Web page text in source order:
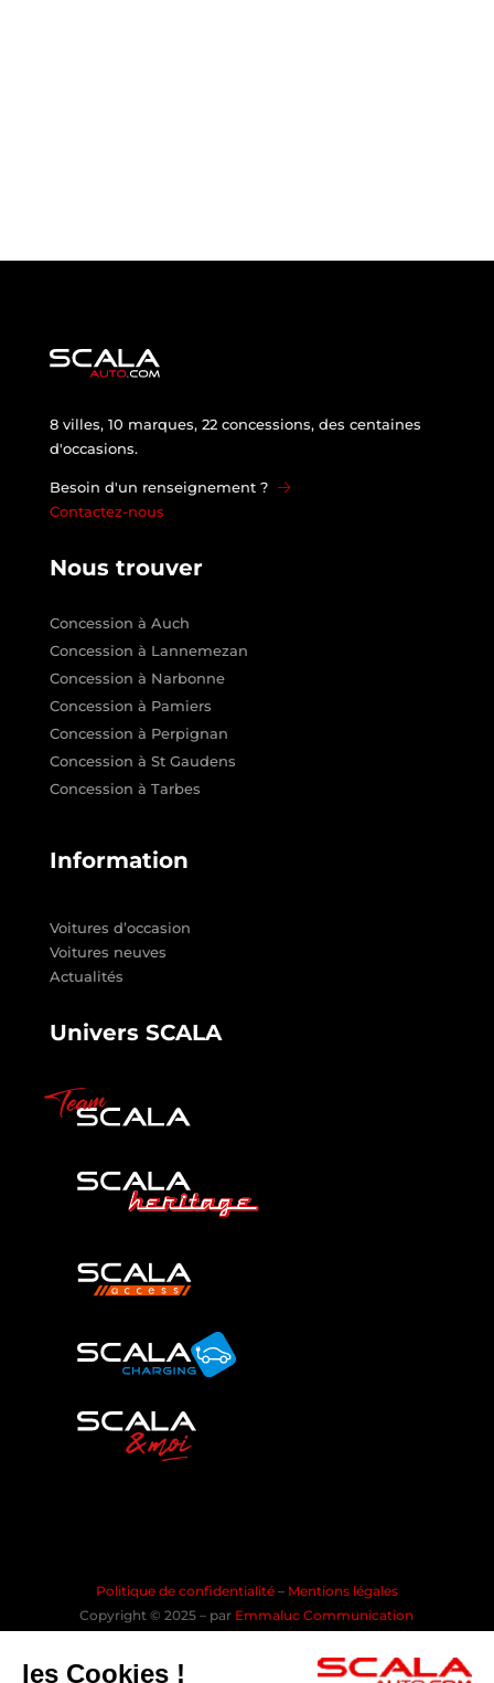
8 villes, 10 marques, 22 concessions, des centaines
d'occasions.
Besoin d'un renseignement ?
Contactez-nous
Nous trouver
Concession à Auch
Concession à Lannemezan
Concession à Narbonne
Concession à Pamiers
Concession à Perpignan
Concession à St Gaudens
Concession à Tarbes
Information
Voitures d’occasion
Voitures neuves
Actualités
Univers SCALA
Politique de confidentialité – Mentions légales
Copyright © 2025 – par Emmaluc Communication
les Cookies !